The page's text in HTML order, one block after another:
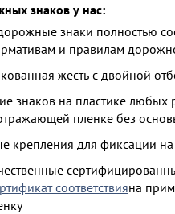
знаков у нас:
знаки полностью
и правилам
жесть с двойной
знаков на пластике любых
пленке без
крепления для фиксации на
соответствияна